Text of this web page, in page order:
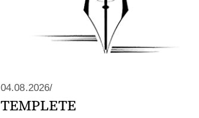
04.08.2026/
TEMPLETE